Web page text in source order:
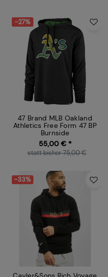
-27%
47 Brand MLB Oakland
Athletics Free Form 47 BP
Burnside
55,00 € *
statt bisher 75,00 €
-33%